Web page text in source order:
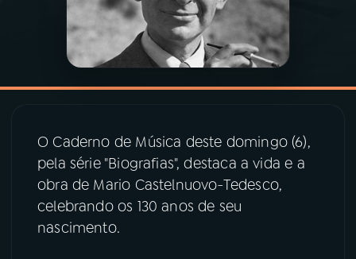
PROGRAMAS
06 VIDEOCASTS
07ÚLTIMAS
O Caderno de Música deste domingo (6),
pela série "Biografias", destaca a vida e a
obra de Mario Castelnuovo-Tedesco,
celebrando os 130 anos de seu
nascimento.